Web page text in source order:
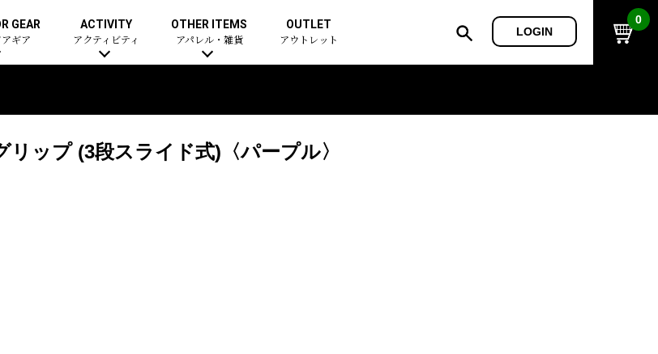
GEAR
ギア
ACTIVITY
アクティビティ
OTHER ITEMS
アパレル・雑貨
OUTLET
アウトレット
LOGIN
0
ップ (3段スライド式)〈パープル〉